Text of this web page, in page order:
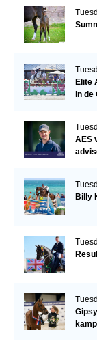
Elite
in de
AES
Billy